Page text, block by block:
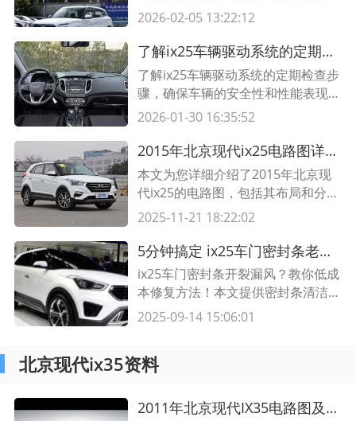
的重要性、清洁连接器的方法和正确
可以提高车主的驾驶体验，延长空调
系统的寿命。
2026-02-05 13:22:12
了解ix25车辆驱动系统的定期检查步骤
了解ix25车辆驱动系统的定期检查步
骤，确保车辆的安全性和性能表现。
包括检查发动机、变速器、传动轴和
及更换润滑油和滤清器等维护措施。
2026-01-30 16:35:52
2015年北京现代ix25电路图详解及布局分析
本文为您详细介绍了2015年北京现
代ix25的电路图，包括其布局和分
析，为您了解此车辆的电路系统提供
2025-11-21 18:22:02
5分钟搞定 ix25车门密封条老化？3个实用维修技巧+工具清单
ix25车门密封条开裂漏风？教你低成
本修复方法！本文提供密封条清洁、
润滑、更换全流程指南，附专业工具
2025-09-14 15:06:01
北京现代ix35资料
2011年北京现代IX35电路图及信息综述